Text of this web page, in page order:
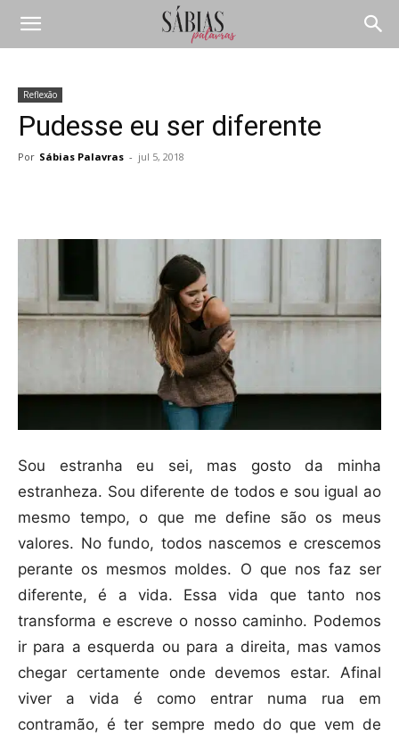
Reflexão
Pudesse eu ser diferente
Por Sábias Palavras - jul 5, 2018
Sou estranha eu sei, mas gosto da minha
estranheza. Sou diferente de todos e sou igual ao
mesmo tempo, o que me define são os meus
valores. No fundo, todos nascemos e crescemos
perante os mesmos moldes. O que nos faz ser
diferente, é a vida. Essa vida que tanto nos
transforma e escreve o nosso caminho. Podemos
ir para a esquerda ou para a direita, mas vamos
chegar certamente onde devemos estar. Afinal
viver a vida é como entrar numa rua em
contramão, é ter sempre medo do que vem de